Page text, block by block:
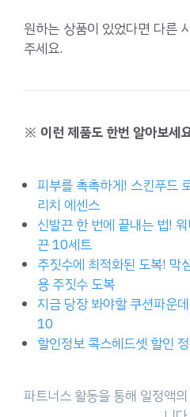
원하는 상품이 있었다면 다른
주세요.
※ 이런 제품도 한번 알아보세
피부를 촉촉하게! 스킨푸드
리치 에센스
신발끈 한 번에 끝내는 법!
끈 10세트
주짓수에 최적화된 도복! 막
용 주짓수 도복
지금 당장 봐야할 쿠션파운
10
할인정보 콕스헤드셋 할인
파트너스 활동을 통해 일정액